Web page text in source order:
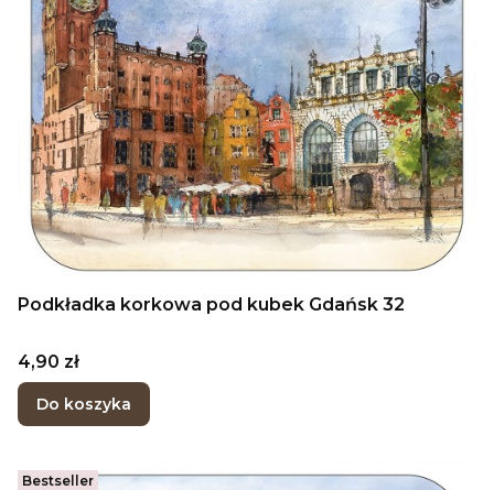
Podkładka korkowa pod kubek Gdańsk 32
Cena
4,90 zł
Do koszyka
Bestseller